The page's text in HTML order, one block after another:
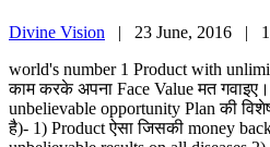
Divine Vision | 23 June, 2016 |
world's number 1 Product with
काम करके अपना Face Value मत
unbelievable opportunity Plan की
है)- 1) Product ऐसा जिसकी money